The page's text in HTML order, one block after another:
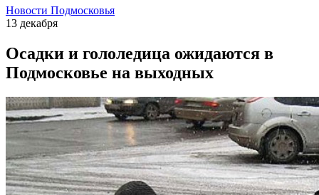
Новости Подмосковья
13 декабря
Осадки и гололедица ожидаются в
Подмосковье на выходных